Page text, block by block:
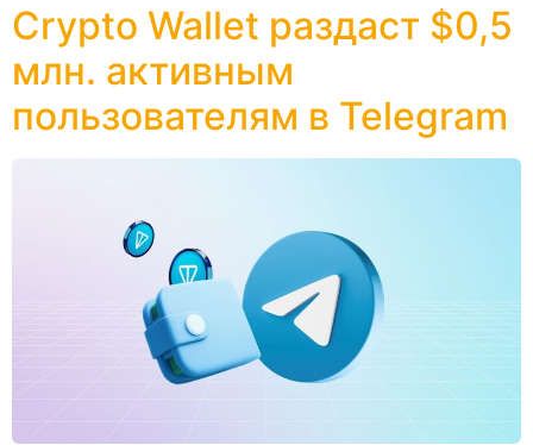
Crypto Wallet раздаст $0,5
млн. активным
пользователям в Telegram